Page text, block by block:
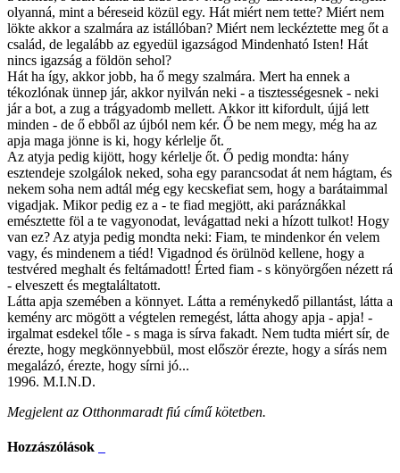
olyanná, mint a béreseid közül egy. Hát miért nem tette? Miért nem
lökte akkor a szalmára az istállóban? Miért nem leckéztette meg őt a
család, de legalább az egyedül igazságod Mindenható Isten! Hát
nincs igazság a földön sehol?
Hát ha így, akkor jobb, ha ő megy szalmára. Mert ha ennek a
tékozlónak ünnep jár, akkor nyilván neki - a tisztességesnek - neki
jár a bot, a zug a trágyadomb mellett. Akkor itt kifordult, újjá lett
minden - de ő ebből az újból nem kér. Ő be nem megy, még ha az
apja maga jönne is ki, hogy kérlelje őt.
Az atyja pedig kijött, hogy kérlelje őt. Ő pedig mondta: hány
esztendeje szolgálok neked, soha egy parancsodat át nem hágtam, és
nekem soha nem adtál még egy kecskefiat sem, hogy a barátaimmal
vigadjak. Mikor pedig ez a - te fiad megjött, aki paráznákkal
emésztette föl a te vagyonodat, levágattad neki a hízott tulkot! Hogy
van ez? Az atyja pedig mondta neki: Fiam, te mindenkor én velem
vagy, és mindenem a tiéd! Vigadnod és örülnöd kellene, hogy a
testvéred meghalt és feltámadott! Érted fiam - s könyörgően nézett rá
- elveszett és megtaláltatott.
Látta apja szemében a könnyet. Látta a reménykedő pillantást, látta a
kemény arc mögött a végtelen remegést, látta ahogy apja - apja! -
irgalmat esdekel tőle - s maga is sírva fakadt. Nem tudta miért sír, de
érezte, hogy megkönnyebbül, most először érezte, hogy a sírás nem
megalázó, érezte, hogy sírni jó...
1996. M.I.N.D.
Megjelent az Otthonmaradt fiú című kötetben.
Hozzászólások